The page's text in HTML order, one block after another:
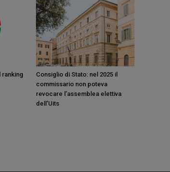
ranking
Consiglio di Stato: nel 2025 il
commissario non poteva
revocare l’assemblea elettiva
dell’Uits